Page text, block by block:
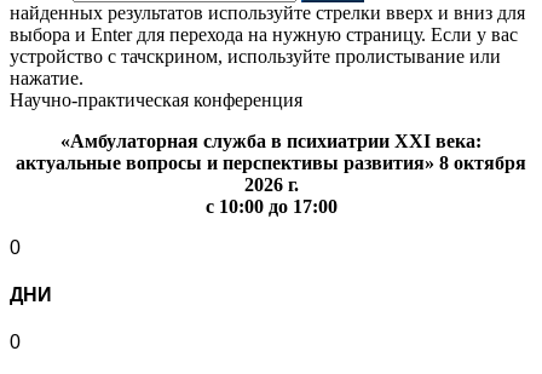
найденных результатов используйте стрелки вверх и вниз для
выбора и Enter для перехода на нужную страницу. Если у вас
устройство с тачскрином, используйте пролистывание или
нажатие.
Научно-практическая конференция
«Амбулаторная служба в психиатрии XXI века:
актуальные вопросы и перспективы развития» 8 октября
2026 г.
с 10:00 до 17:00
0
ДНИ
0